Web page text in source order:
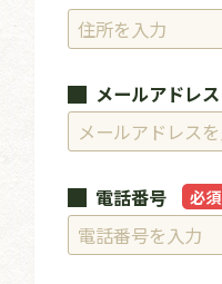
メールアドレス
電話番号 必須